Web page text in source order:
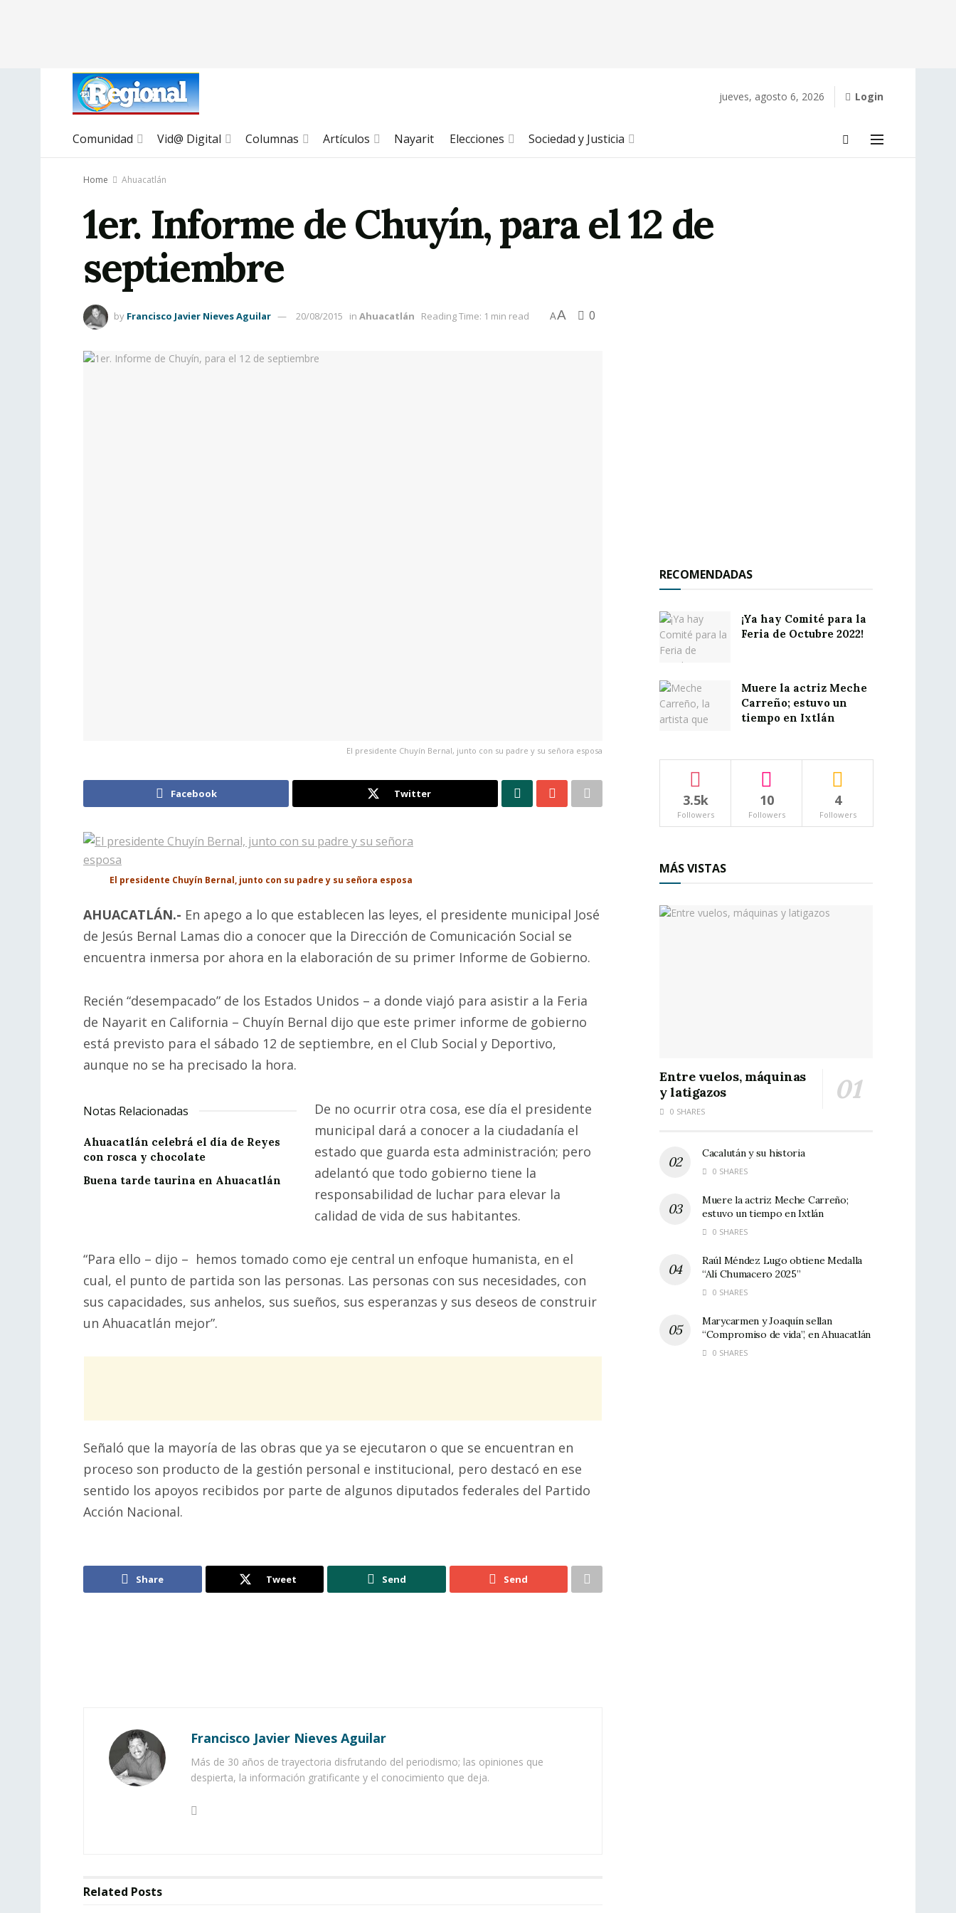
jueves, agosto 6, 2026 Login
Comunidad Vid@ Digital Columnas Artículos Nayarit Elecciones Sociedad y Justicia
Home Ahuacatlán
1er. Informe de Chuyín, para el 12 de
septiembre
by Francisco Javier Nieves Aguilar 20/08/2015 in Ahuacatlán Reading Time: 1 min read AA 0
El presidente Chuyín Bernal, junto con su padre y su señora esposa
Facebook Twitter
El presidente Chuyín Bernal, junto con su padre y su señora esposa
AHUACATLÁN.- En apego a lo que establecen las leyes, el presidente municipal José
de Jesús Bernal Lamas dio a conocer que la Dirección de Comunicación Social se
encuentra inmersa por ahora en la elaboración de su primer Informe de Gobierno.
Recién “desempacado” de los Estados Unidos – a donde viajó para asistir a la Feria
de Nayarit en California – Chuyín Bernal dijo que este primer informe de gobierno
está previsto para el sábado 12 de septiembre, en el Club Social y Deportivo,
aunque no se ha precisado la hora.
Notas Relacionadas
Ahuacatlán celebrá el día de Reyes
con rosca y chocolate
Buena tarde taurina en Ahuacatlán
De no ocurrir otra cosa, ese día el presidente
municipal dará a conocer a la ciudadanía el
estado que guarda esta administración; pero
adelantó que todo gobierno tiene la
responsabilidad de luchar para elevar la
calidad de vida de sus habitantes.
“Para ello – dijo – hemos tomado como eje central un enfoque humanista, en el
cual, el punto de partida son las personas. Las personas con sus necesidades, con
sus capacidades, sus anhelos, sus sueños, sus esperanzas y sus deseos de construir
un Ahuacatlán mejor”.
Señaló que la mayoría de las obras que ya se ejecutaron o que se encuentran en
proceso son producto de la gestión personal e institucional, pero destacó en ese
sentido los apoyos recibidos por parte de algunos diputados federales del Partido
Acción Nacional.
Share Tweet Send Send
Francisco Javier Nieves Aguilar
Más de 30 años de trayectoria disfrutando del periodismo; las opiniones que
despierta, la información gratificante y el conocimiento que deja.
Related Posts
RECOMENDADAS
¡Ya hay Comité para la
Feria de Octubre 2022!
Muere la actriz Meche
Carreño; estuvo un
tiempo en Ixtlán
3.5k
Followers
10
Followers
4
Followers
MÁS VISTAS
Entre vuelos, máquinas
y latigazos
0 SHARES
Cacalután y su historia
0 SHARES
Muere la actriz Meche Carreño;
estuvo un tiempo en Ixtlán
0 SHARES
Raúl Méndez Lugo obtiene Medalla
“Alí Chumacero 2025”
0 SHARES
Marycarmen y Joaquín sellan
“Compromiso de vida”, en Ahuacatlán
0 SHARES